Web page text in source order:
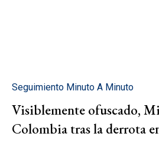
Seguimiento Minuto A Minuto
Visiblemente ofuscado,
Colombia tras la derrota